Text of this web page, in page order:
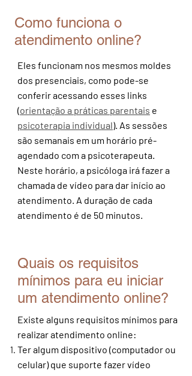
Como funciona o
atendimento online?
Eles funcionam nos mesmos moldes
dos presenciais, como pode-se
conferir acessando esses links
(orientação a práticas parentais e
psicoterapia individual). As sessões
são semanais em um horário pré-
agendado com a psicoterapeuta.
Neste horário, a psicóloga irá fazer a
chamada de vídeo para dar início ao
atendimento. A duração de cada
atendimento é de 50 minutos.
Quais os requisitos
mínimos para eu iniciar
um atendimento online?
Existe alguns requisitos mínimos para
realizar atendimento online:
Ter algum dispositivo (computador ou
celular) que suporte fazer vídeo